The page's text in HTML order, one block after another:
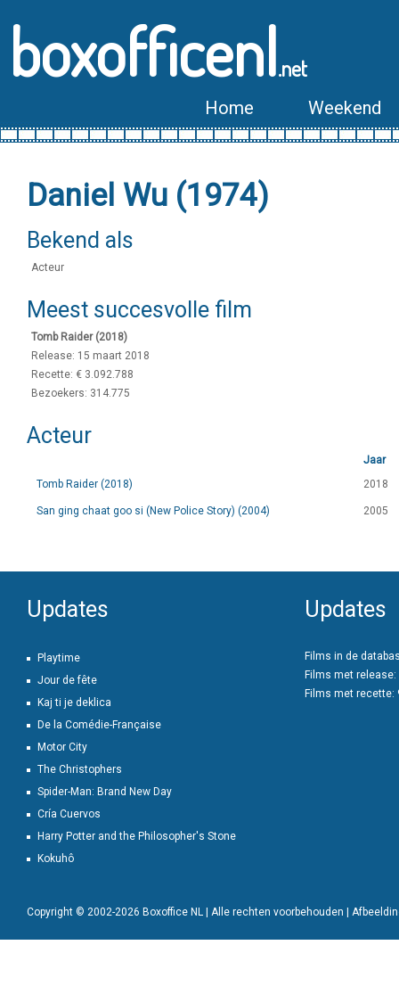
boxofficenl.net
Home Weekend
Daniel Wu (1974)
Bekend als
Acteur
Meest succesvolle film
Tomb Raider (2018)
Release: 15 maart 2018
Recette: € 3.092.788
Bezoekers: 314.775
Acteur
Jaar
Tomb Raider (2018)
2018
San ging chaat goo si (New Police Story) (2004) 2005
Updates
Playtime
Jour de fête
Kaj ti je deklica
De la Comédie-Française
Motor City
The Christophers
Spider-Man: Brand New Day
Cría Cuervos
Harry Potter and the Philosopher's Stone
Kokuhô
Updates
Films in de
Films met release:
Films met recette:
Copyright © 2002-2026 Boxoffice NL | Alle rechten voorbehouden |